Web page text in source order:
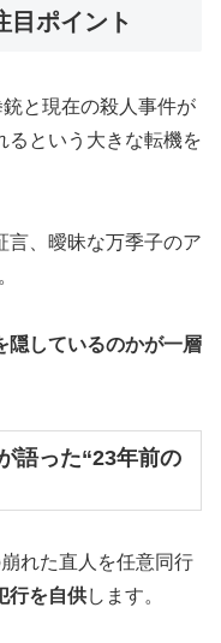
の住所情報や店舗の特徴も紹介Hair...
目ポイント
と現在の殺人事件が
るという大きな転機を
言、曖昧な万季子のア
隠しているのかが一層
語った“23年前の
れた直人を任意同行
行を自供します。